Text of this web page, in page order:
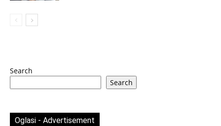
Search
Search
Oglasi - Advertisement